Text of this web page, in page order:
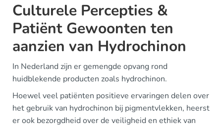
Culturele Percepties &
Patiënt Gewoonten ten
aanzien van Hydrochinon
In Nederland zijn er gemengde opvang rond
huidblekende producten zoals hydrochinon.
Hoewel veel patiënten positieve ervaringen delen over
het gebruik van hydrochinon bij pigmentvlekken, heerst
er ook bezorgdheid over de veiligheid en ethiek van